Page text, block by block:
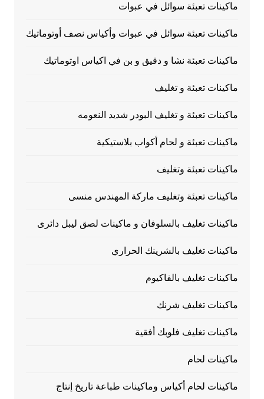
ماكينات تعبئة سوائل في عبوات
ماكينات تعبئة سوائل في عبوات وأكياس نصف أوتوماتيك
ماكينات تعبئة نشا و دقيق و بن في اكياس اوتوماتيك
ماكينات تعبئة و تغليف
ماكينات تعبئة و تغليف البودر شديد النعومه
ماكينات تعبئة و لحام أكواب بلاستيكية
ماكينات تعبئة وتغليف
ماكينات تعبئة وتغليف ماركة المهندس منسى
ماكينات تغليف بالسلوفان و ماكينات لصق ليبل دائرى
ماكينات تغليف بالشرينك الحراري
ماكينات تغليف بالفاكيوم
ماكينات تغليف شرنك
ماكينات تغليف فلوبك أفقية
ماكينات لحام
ماكينات لحام أكياس وماكينات طباعة تاريخ إنتاج